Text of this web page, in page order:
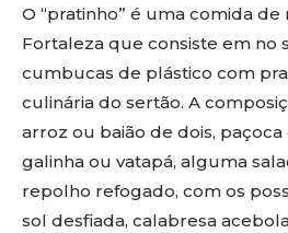
O “pratinho” é uma comida
Fortaleza que consiste em no
cumbucas de plástico com
culinária do sertão. A
arroz ou baião de dois,
galinha ou vatapá, alguma
repolho refogado, com os
sol desfiada, calabresa